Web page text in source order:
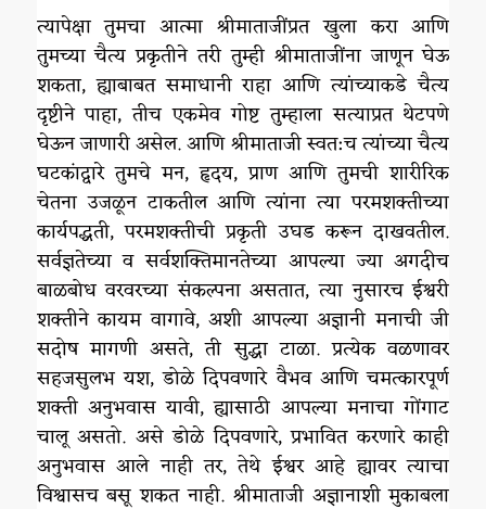
त्यापेक्षा तुमचा आत्मा श्रीमाताजींप्रत खुला करा आणि
तुमच्या चैत्य प्रकृतीने तरी तुम्ही श्रीमाताजींना जाणून घेऊ
शकता, ह्याबाबत समाधानी राहा आणि त्यांच्याकडे चैत्य
दृष्टीने पाहा, तीच एकमेव गोष्ट तुम्हाला सत्याप्रत थेटपणे
घेऊन जाणारी असेल. आणि श्रीमाताजी स्वत:च त्यांच्या चैत्य
घटकांद्वारे तुमचे मन, हृदय, प्राण आणि तुमची शारीरिक
चेतना उजळून टाकतील आणि त्यांना त्या परमशक्तीच्या
कार्यपद्धती, परमशक्तीची प्रकृती उघड करून दाखवतील.
सर्वज्ञतेच्या व सर्वशक्तिमानतेच्या आपल्या ज्या अगदीच
बाळबोध वरवरच्या संकल्पना असतात, त्या नुसारच ईश्वरी
शक्तीने कायम वागावे, अशी आपल्या अज्ञानी मनाची जी
सदोष मागणी असते, ती सुद्धा टाळा. प्रत्येक वळणावर
सहजसुलभ यश, डोळे दिपवणारे वैभव आणि चमत्कारपूर्ण
शक्ती अनुभवास यावी, ह्यासाठी आपल्या मनाचा गोंगाट
चालू असतो. असे डोळे दिपवणारे, प्रभावित करणारे काही
अनुभवास आले नाही तर, तेथे ईश्वर आहे ह्यावर त्याचा
विश्वासच बसू शकत नाही. श्रीमाताजी अज्ञानाशी मुकाबला